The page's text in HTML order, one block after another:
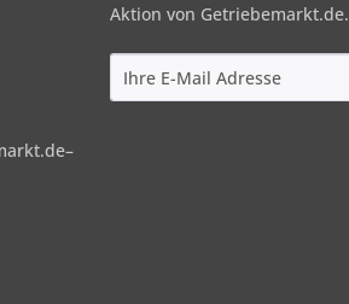
Aktion von Getriebemarkt.de.